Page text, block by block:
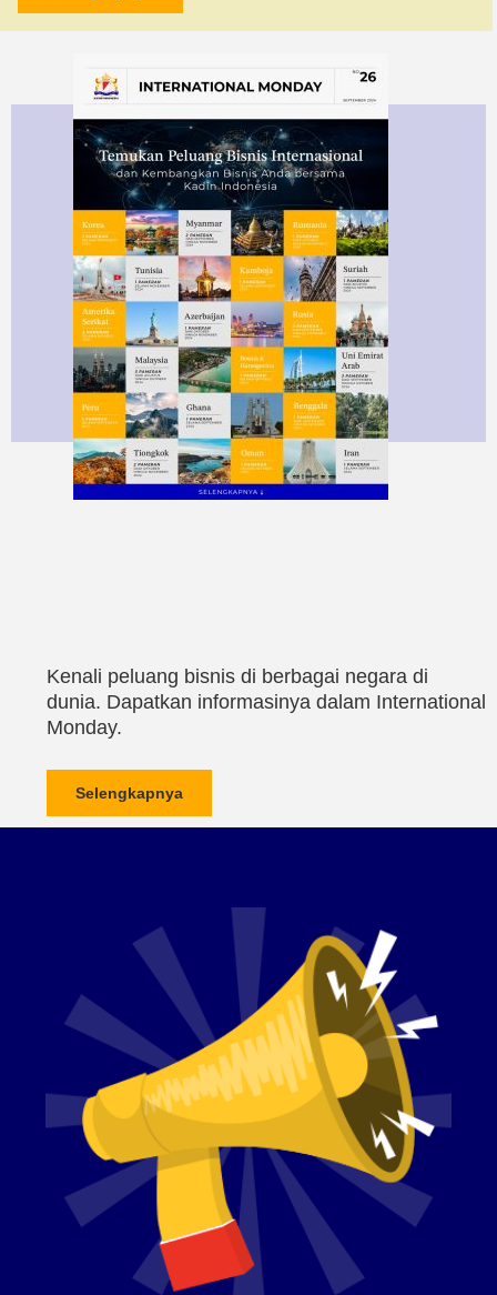
Kenali peluang bisnis di berbagai negara di
dunia. Dapatkan informasinya dalam International
Monday.
Selengkapnya